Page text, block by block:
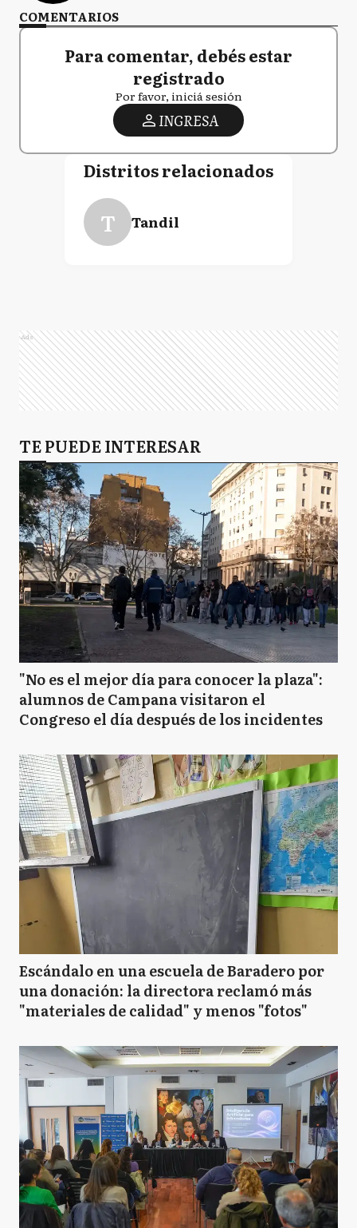
COMENTARIOS
Para comentar, debés estar
registrado
Por favor, iniciá sesión
INGRESA
Distritos relacionados
T Tandil
Ads
TE PUEDE INTERESAR
"No es el mejor día para conocer la plaza":
alumnos de Campana visitaron el
Congreso el día después de los incidentes
Escándalo en una escuela de Baradero por
una donación: la directora reclamó más
"materiales de calidad" y menos "fotos"